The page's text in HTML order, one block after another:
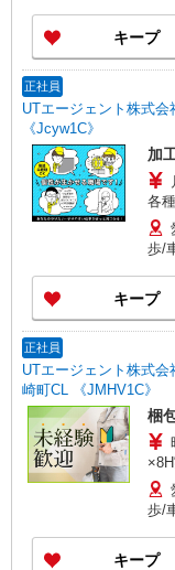
キープ
正社員
UTエージェント株式
《Jcyw1C》
加
各
歩/
キープ
正社員
UTエージェント株式会
崎町CL 《JMHV1C》
梱
歩/
キープ